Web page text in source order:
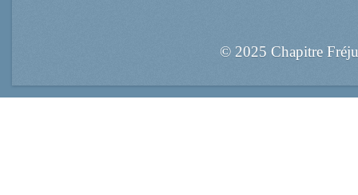
© 2025 Chapitre